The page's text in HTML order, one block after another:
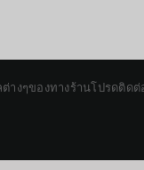
งๆของทางร้านโปรดติด